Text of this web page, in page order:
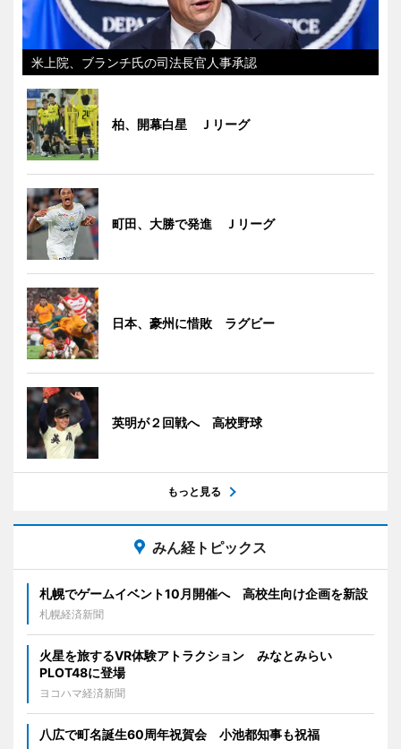
米上院、ブランチ氏の司法長官人事承認
柏、開幕白星 Ｊリーグ
町田、大勝で発進 Ｊリーグ
日本、豪州に惜敗 ラグビー
英明が２回戦へ 高校野球
もっと見る
みん経トピックス
札幌でゲームイベント10月開催へ 高校生向け企画を新設
札幌経済新聞
火星を旅するVR体験アトラクション みなとみらい
PLOT48に登場
ヨコハマ経済新聞
八広で町名誕生60周年祝賀会 小池都知事も祝福